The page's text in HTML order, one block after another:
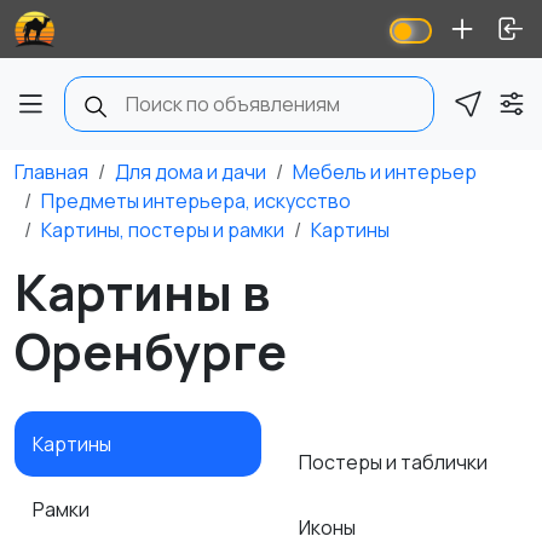
Главная Для дома и дачи
Мебель и интерьер
Предметы интерьера, искусство
Картины, постеры и рамки
Картины
Картины в
Оренбурге
Картины
Рамки
Постеры и таблички
Иконы